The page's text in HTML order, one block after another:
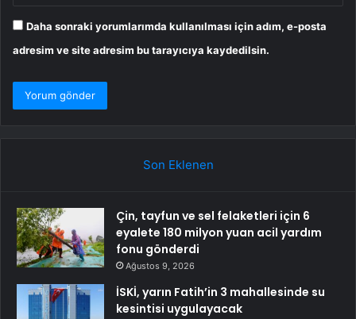
Daha sonraki yorumlarımda kullanılması için adım, e-posta
adresim ve site adresim bu tarayıcıya kaydedilsin.
Son Eklenen
Çin, tayfun ve sel felaketleri için 6
eyalete 180 milyon yuan acil yardım
fonu gönderdi
Ağustos 9, 2026
İSKİ, yarın Fatih’in 3 mahallesinde su
kesintisi uygulayacak